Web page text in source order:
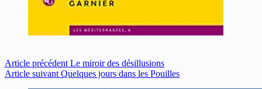
Article précédent Le miroir des désillusions
Article suivant Quelques jours dans les Pouilles